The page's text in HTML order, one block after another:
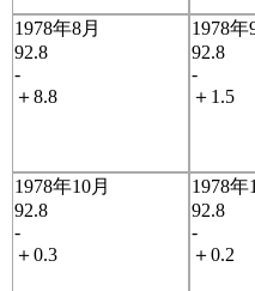
1978年8月
92.8
-
＋8.8
1978年
92.8
-
＋1.5
1978年10月
92.8
-
＋0.3
1978年
92.8
-
＋0.2